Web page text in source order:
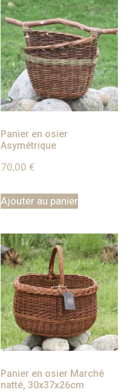
Panier en osier
Asymétrique
70,00 €
Ajouter au panier
Panier en osier Marché
natté, 30x37x26cm